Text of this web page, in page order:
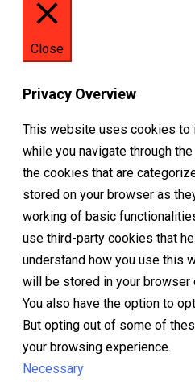
Close
Privacy Overview
This website uses cookies to
while you navigate through
the cookies that are
stored on your browser as
working of basic
use third-party cookies that
understand how you use this
will be stored in your browser
You also have the option to
But opting out of some of
your browsing experience.
Necessary